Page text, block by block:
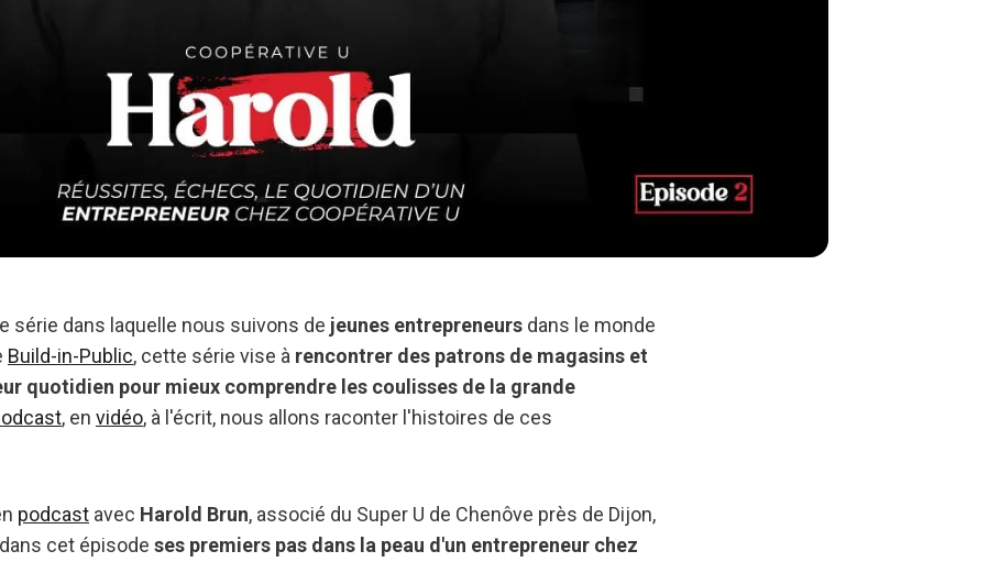
série dans laquelle nous suivons de jeunes entrepreneurs dans le monde
Build-in-Public, cette série vise à rencontrer des patrons de magasins et
quotidien pour mieux comprendre les coulisses de la grande
, en vidéo, à l'écrit, nous allons raconter l'histoires de ces
podcast avec Harold Brun, associé du Super U de Chenôve près de Dijon,
cet épisode ses premiers pas dans la peau d'un entrepreneur chez